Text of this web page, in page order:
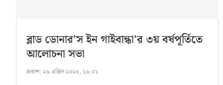
ব্লাড ডোনার’স ইন গাইবান্ধা’র ৩য় বর্ষপূর্তিতে
আলোচনা সভা
প্রকাশ: ২৬ এপ্রিল ২০২৩, ১৬:০১